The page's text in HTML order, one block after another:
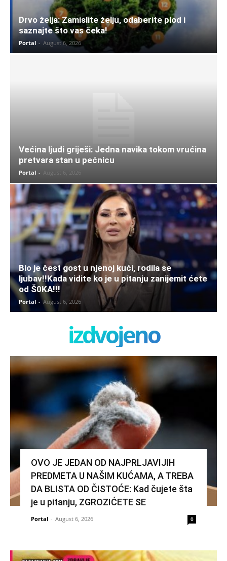
Drvo želja: Zamislite želju, odaberite plod i
saznajte što vas čeka!
Portal - August 6, 2026
Većina ljudi griješi: Jedna navika tokom vrućina
pretvara stan u pećnicu
Portal - August 6, 2026
Bio je čest gost u njenoj kući, rodila se
ljubav!!Kada vidite ko je u pitanju zanijemit ćete
od Š0KA!!!
Portal - August 6, 2026
izdvojeno
OVO JE JEDAN OD NAJPRLJAVIJIH
PREDMETA U NAŠIM KUĆAMA, A TREBA
DA BLISTA OD ČISTOĆE: Kad čujete šta
je u pitanju, ZGROZIĆETE SE
Portal - August 6, 2026 0